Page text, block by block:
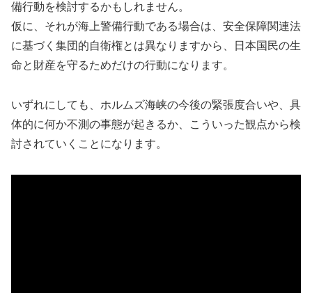
備行動を検討するかもしれません。
仮に、それが海上警備行動である場合は、安全保障関連法
に基づく集団的自衛権とは異なりますから、日本国民の生
命と財産を守るためだけの行動になります。
いずれにしても、ホルムズ海峡の今後の緊張度合いや、具
体的に何か不測の事態が起きるか、こういった観点から検
討されていくことになります。